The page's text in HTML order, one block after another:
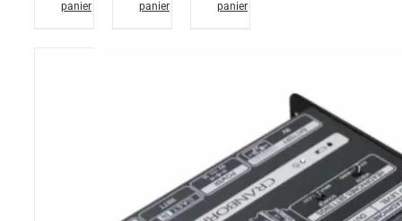
panier
panier
panier